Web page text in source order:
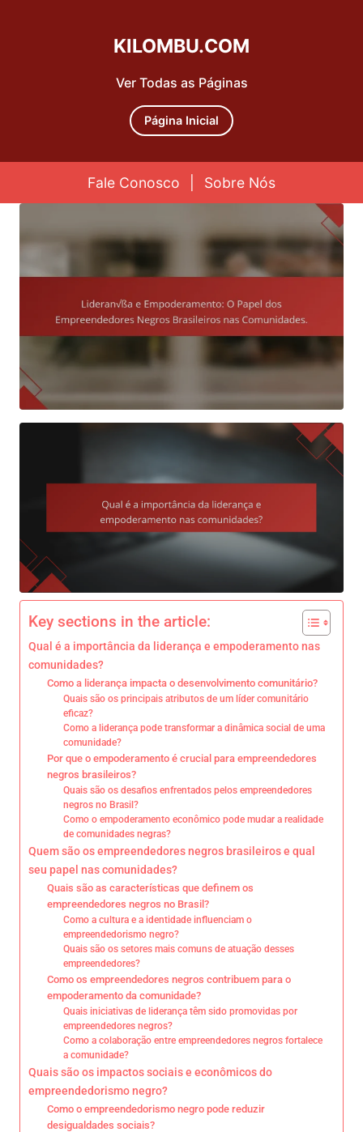
Ver Todas as Páginas
KILOMBU.COM
Página Inicial
Fale Conosco Sobre Nós
Key sections in the article:
Qual é a importância da liderança e empoderamento nas
comunidades?
Como a liderança impacta o desenvolvimento comunitário?
Quais são os principais atributos de um líder comunitário
eficaz?
Como a liderança pode transformar a dinâmica social de uma
comunidade?
Por que o empoderamento é crucial para empreendedores
negros brasileiros?
Quais são os desafios enfrentados pelos empreendedores
negros no Brasil?
Como o empoderamento econômico pode mudar a realidade
de comunidades negras?
Quem são os empreendedores negros brasileiros e qual
seu papel nas comunidades?
Quais são as características que definem os
empreendedores negros no Brasil?
Como a cultura e a identidade influenciam o
empreendedorismo negro?
Quais são os setores mais comuns de atuação desses
empreendedores?
Como os empreendedores negros contribuem para o
empoderamento da comunidade?
Quais iniciativas de liderança têm sido promovidas por
empreendedores negros?
Como a colaboração entre empreendedores negros fortalece
a comunidade?
Quais são os impactos sociais e econômicos do
empreendedorismo negro?
Como o empreendedorismo negro pode reduzir
desigualdades sociais?